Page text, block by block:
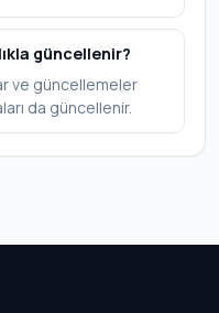
güncellenir?
ve güncellemeler
da güncellenir.